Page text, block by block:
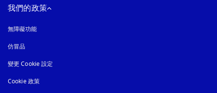
我們的政策
無障礙功能
仿冒品
變更 Cookie 設定
Cookie 政策以新標籤頁開啟